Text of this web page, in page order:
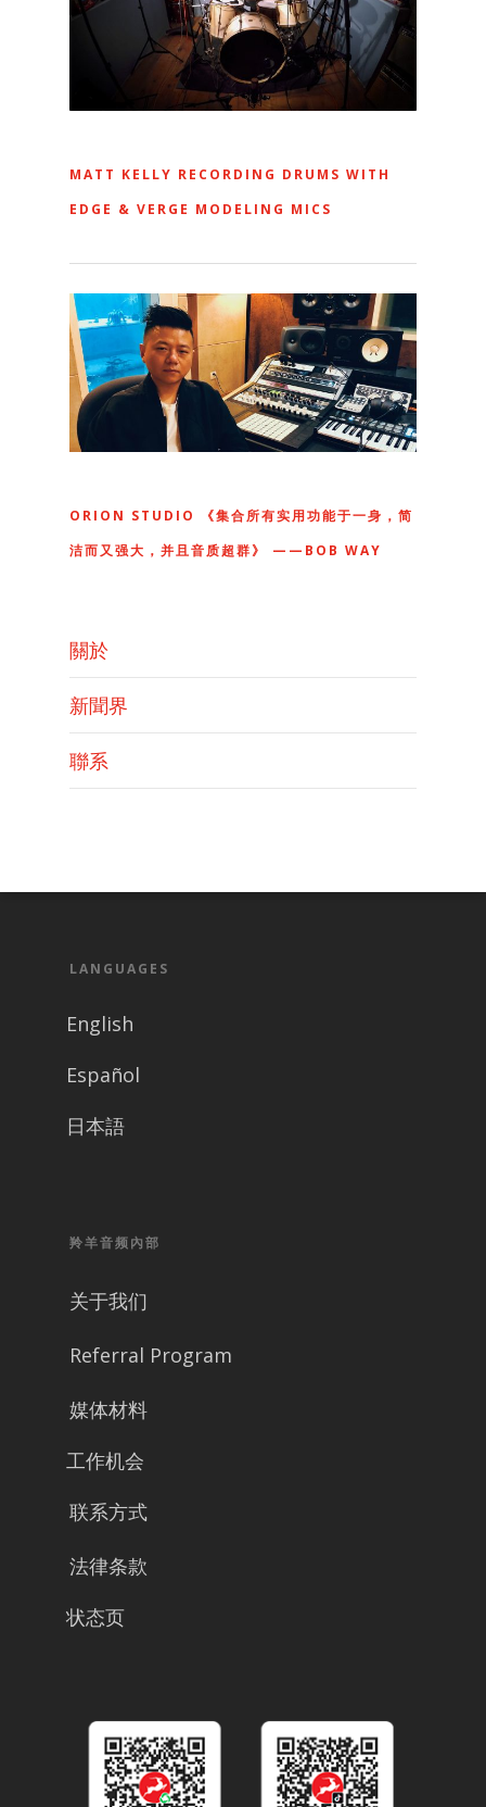
MATT KELLY RECORDING DRUMS WITH
EDGE & VERGE MODELING MICS
ORION STUDIO 《集合所有实用功能于一身，简
洁而又强大，并且音质超群》 ——BOB WAY
關於
新聞界
聯系
LANGUAGES
English
Español
日本語
羚羊音频內部
关于我们
Referral Program
媒体材料
工作机会
联系方式
法律条款
状态页